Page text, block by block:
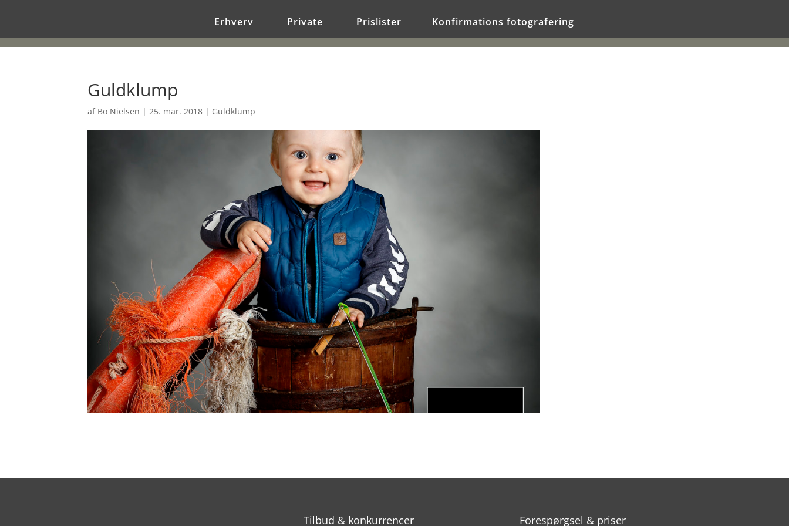
Erhverv Private Prislister Konfirmations fotografering
Guldklump
af Bo Nielsen |25. mar. 2018 | Guldklump
Tilbud & konkurrencer Forespørgsel & priser